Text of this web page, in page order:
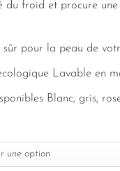
du froid et procure
sûr pour la peau de
Lavable en
Blanc, gris,